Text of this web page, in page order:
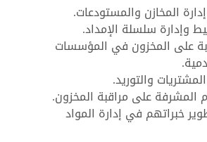
المخازن والمستودعات.
وإدارة سلسلة الإمداد.
على المخزون في المؤسسات
والتوريد.
المشرفة على مراقبة المخزون.
خبراتهم في إدارة المواد